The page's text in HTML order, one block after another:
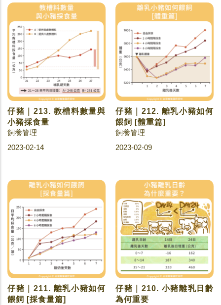
仔豬｜213. 教槽料數量與
小豬採食量
飼養管理
2023-02-14
仔豬｜212. 離乳小豬如何
餵飼 [體重篇]
飼養管理
2023-02-09
仔豬｜211. 離乳小豬如何
餵飼 [採食量篇]
仔豬｜210. 小豬離乳日齡
為何重要